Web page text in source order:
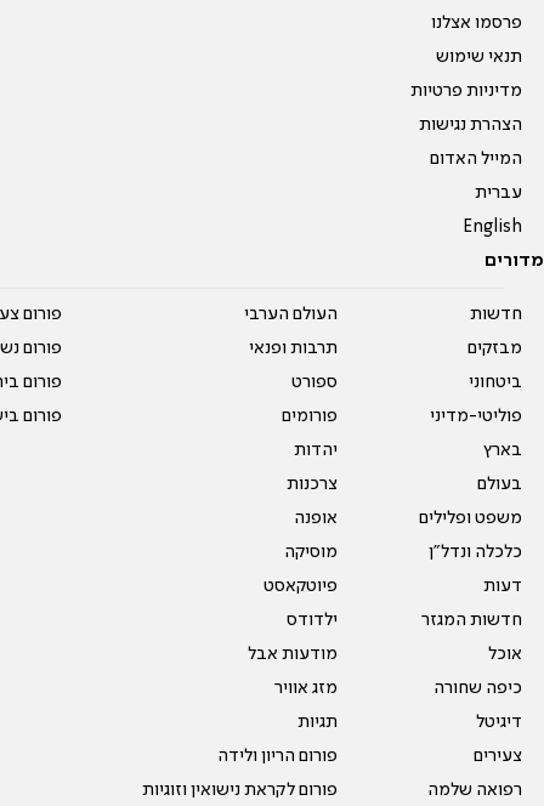
פרסמו אצלנו
תנאי שימוש
מדיניות פרטיות
הצהרת נגישות
המייל האדום
עברית
English
מדורים
חדשות
מבזקים
ביטחוני
פוליטי-מדיני
בארץ
בעולם
משפט ופלילים
כלכלה ונדל"ן
דעות
חדשות המגזר
אוכל
כיפה שחורה
דיגיטל
צעירים
רפואה שלמה
העולם הערבי
תרבות ופנאי
ספורט
פורומים
יהדות
צרכנות
אופנה
מוסיקה
פיוטקאסט
ילדודס
מודעות אבל
מזג אוויר
תגיות
פורום הריון ולידה
פורום לקראת נישואין וזוגיות
פורום
פורום
פורום
פורום